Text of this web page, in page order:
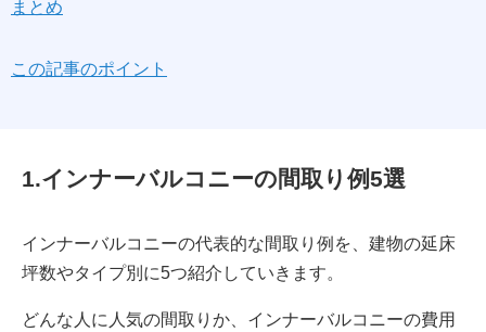
まとめ
この記事のポイント
1.インナーバルコニーの間取り例5選
インナーバルコニーの代表的な間取り例を、建物の延床
坪数やタイプ別に5つ紹介していきます。
どんな人に人気の間取りか、インナーバルコニーの費用